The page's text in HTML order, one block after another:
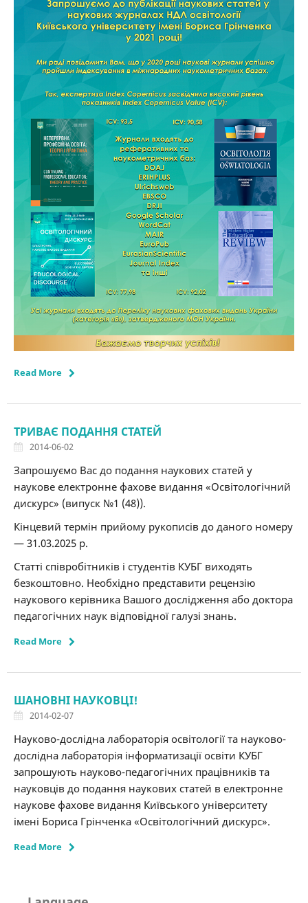
Read More
ТРИВАЄ ПОДАННЯ СТАТЕЙ
2014-06-02
Запрошуємо Вас до подання наукових статей у
наукове електронне фахове видання «Освітологічний
дискурс» (випуск №1 (48)).
Кінцевий термін прийому рукописів до даного номеру
— 31.03.2025 р.
Статті співробітників і студентів КУБГ виходять
безкоштовно. Необхідно представити рецензію
наукового керівника Вашого дослідження або доктора
педагогічних наук відповідної галузі знань.
Read More
ШАНОВНІ НАУКОВЦІ!
2014-02-07
Науково-дослідна лабораторія освітології та науково-
дослідна лабораторія інформатизації освіти КУБГ
запрошують науково-педагогічних працівників та
науковців до подання наукових статей в електронне
наукове фахове видання Київського університету
імені Бориса Грінченка «Освітологічний дискурс».
Read More